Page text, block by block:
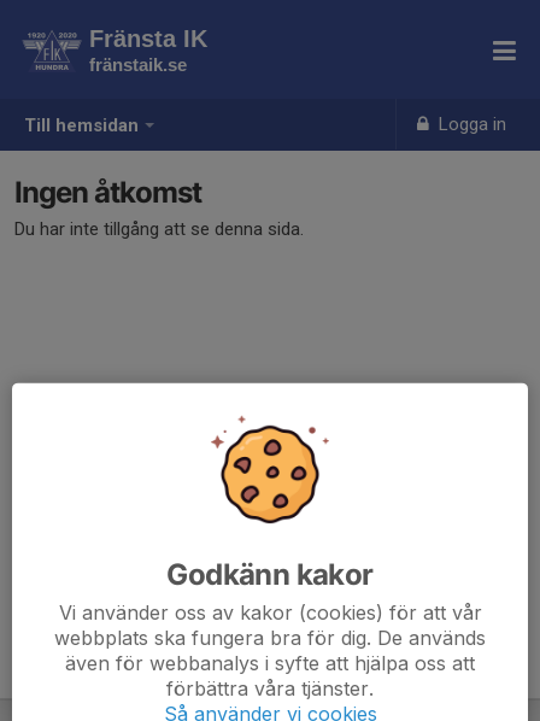
Till hemsidan Logga in
Fränsta IK
fränstaik.se
Ingen åtkomst
Du har inte tillgång att se denna sida.
Godkänn kakor
Vi använder oss av kakor (cookies) för att vår
webbplats ska fungera bra för dig. De används
även för webbanalys i syfte att hjälpa oss att
förbättra våra tjänster.
Så använder vi cookies